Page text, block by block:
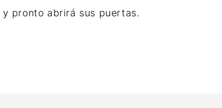
pronto abrirá sus puertas.